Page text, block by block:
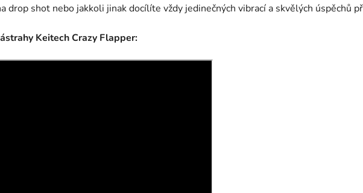
drop shot nebo jakkoli jinak docílíte vždy jedinečných vibrací a skvělých úspěchů
Keitech Crazy Flapper: